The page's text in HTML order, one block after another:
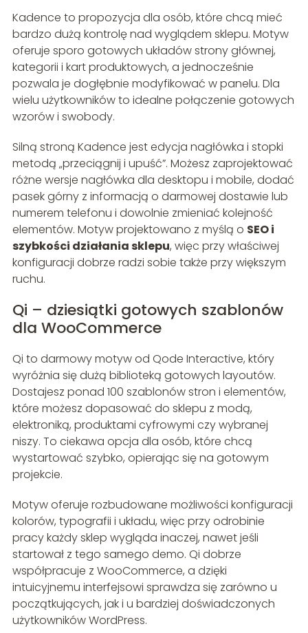
Kadence to propozycja dla osób, które chcą mieć
bardzo dużą kontrolę nad wyglądem sklepu. Motyw
oferuje sporo gotowych układów strony głównej,
kategorii i kart produktowych, a jednocześnie
pozwala je dogłębnie modyfikować w panelu. Dla
wielu użytkowników to idealne połączenie gotowych
wzorów i swobody.
Silną stroną Kadence jest edycja nagłówka i stopki
metodą „przeciągnij i upuść”. Możesz zaprojektować
różne wersje nagłówka dla desktopu i mobile, dodać
pasek górny z informacją o darmowej dostawie lub
numerem telefonu i dowolnie zmieniać kolejność
elementów. Motyw projektowano z myślą o SEO i
szybkości działania sklepu, więc przy właściwej
konfiguracji dobrze radzi sobie także przy większym
ruchu.
Qi – dziesiątki gotowych szablonów
dla WooCommerce
Qi to darmowy motyw od Qode Interactive, który
wyróżnia się dużą biblioteką gotowych layoutów.
Dostajesz ponad 100 szablonów stron i elementów,
które możesz dopasować do sklepu z modą,
elektroniką, produktami cyfrowymi czy wybranej
niszy. To ciekawa opcja dla osób, które chcą
wystartować szybko, opierając się na gotowym
projekcie.
Motyw oferuje rozbudowane możliwości konfiguracji
kolorów, typografii i układu, więc przy odrobinie
pracy każdy sklep wygląda inaczej, nawet jeśli
startował z tego samego demo. Qi dobrze
współpracuje z WooCommerce, a dzięki
intuicyjnemu interfejsowi sprawdza się zarówno u
początkujących, jak i u bardziej doświadczonych
użytkowników WordPress.